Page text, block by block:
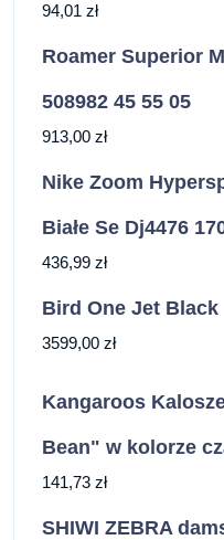
94,01 zł
Roamer Superior
508982 45 55 05
913,00 zł
Nike Zoom
Białe Se Dj4476
436,99 zł
Bird One Jet Black
3599,00 zł
Kangaroos
Bean" w kolorze
141,73 zł
SHIWI ZEBRA